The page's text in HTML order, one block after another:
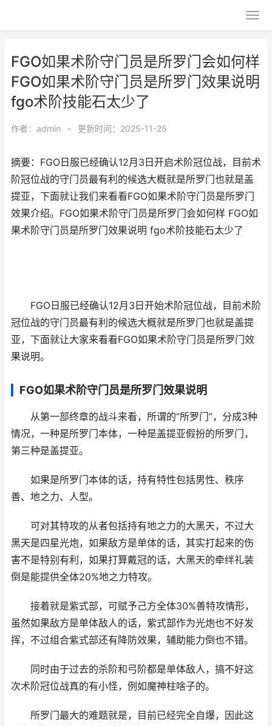
FGO如果术阶守门员是所罗门会如何样
FGO如果术阶守门员是所罗门效果说明
fgo术阶技能石太少了
作者： admin • 更新时间：2025-11-25
摘要：FGO日服已经确认12月3日开启术阶冠位战，目前术
阶冠位战的守门员最有利的候选大概就是所罗门也就是盖
提亚，下面就让我们来看看FGO如果术阶守门员是所罗门
效果介绍。FGO如果术阶守门员是所罗门会如何样 FGO如
果术阶守门员是所罗门效果说明 fgo术阶技能石太少了
FGO日服已经确认12月3日开始术阶冠位战，目前术阶
冠位战的守门员最有利的候选大概就是所罗门也就是盖提
亚，下面就让大家来看看FGO如果术阶守门员是所罗门效
果说明。
FGO如果术阶守门员是所罗门效果说明
从第一部终章的战斗来看，所谓的“所罗门”，分成3种
情况，一种是所罗门本体，一种是盖提亚假扮的所罗门，
第三种是盖提亚。
如果是所罗门本体的话，持有特性包括男性、秩序
善、地之力、人型。
可对其特攻的从者包括持有地之力的大黑天，不过大
黑天是四星光炮，如果敌方是单体的话，其实打起来的伤
害不是特别有利，如果打算戴冠的话，大黑天的牵绊礼装
倒是能提供全体20%地之力特攻。
接着就是紫式部，可赋予己方全体30%善特攻情形，
虽然如果敌方是单体敌人的话，紫式部作为光炮也不好发
挥，不过组合紫式部还有降防效果，辅助能力倒也不错。
同时由于过去的杀阶和弓阶都是单体敌人，搞不好这
次术阶冠位战真的有小怪，例如魔神柱啥子的。
所罗门最大的难题就是，目前已经完全自爆，因此这